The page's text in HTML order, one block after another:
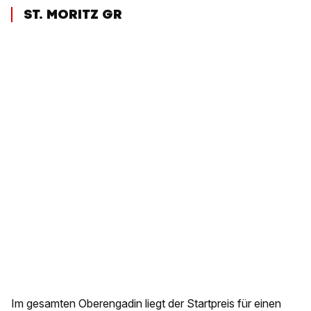
ST. MORITZ GR
Im gesamten Oberengadin liegt der Startpreis für einen